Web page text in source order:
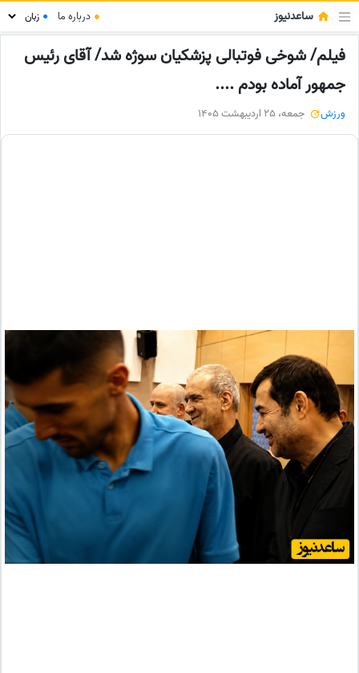
ساعدنیوز ● درباره ما ●
فیلم/ شوخی فوتبالی پزشکیان سوژه شد/ آقای رئیس
جمهور آماده بودم ....
ورزش جمعه، 25 اردیبهشت 1405